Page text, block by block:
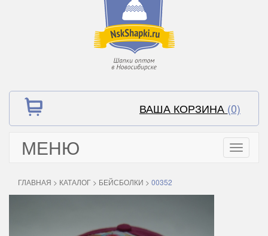
ВАША КОРЗИНА (0)
МЕНЮ
Toggle
ГЛАВНАЯ > КАТАЛОГ > БЕЙСБОЛКИ > 00352